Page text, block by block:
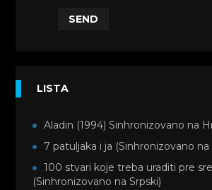
SEND
LISTA
Aladin (1994) Sinhronizovano na
7 patuljaka i ja (Sinhronizovano na
100 stvari koje treba uraditi pre
(Sinhronizovano na Srpski)